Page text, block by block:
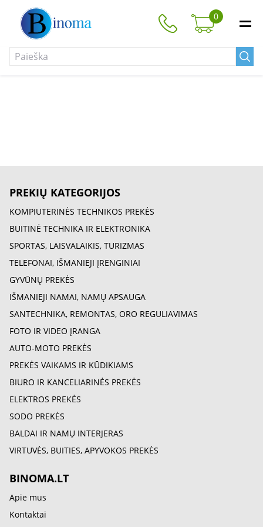
0
PREKIŲ KATEGORIJOS
KOMPIUTERINĖS TECHNIKOS PREKĖS
BUITINĖ TECHNIKA IR ELEKTRONIKA
SPORTAS, LAISVALAIKIS, TURIZMAS
TELEFONAI, IŠMANIEJI ĮRENGINIAI
GYVŪNŲ PREKĖS
IŠMANIEJI NAMAI, NAMŲ APSAUGA
SANTECHNIKA, REMONTAS, ORO REGULIAVIMAS
FOTO IR VIDEO ĮRANGA
AUTO-MOTO PREKĖS
PREKĖS VAIKAMS IR KŪDIKIAMS
BIURO IR KANCELIARINĖS PREKĖS
ELEKTROS PREKĖS
SODO PREKĖS
BALDAI IR NAMŲ INTERJERAS
VIRTUVĖS, BUITIES, APYVOKOS PREKĖS
BINOMA.LT
Apie mus
Kontaktai